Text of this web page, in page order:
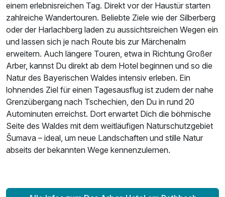
einem erlebnisreichen Tag. Direkt vor der Haustür starten
zahlreiche Wandertouren. Beliebte Ziele wie der Silberberg
oder der Harlachberg laden zu aussichtsreichen Wegen ein
und lassen sich je nach Route bis zur Märchenalm
erweitern. Auch längere Touren, etwa in Richtung Großer
Arber, kannst Du direkt ab dem Hotel beginnen und so die
Natur des Bayerischen Waldes intensiv erleben. Ein
lohnendes Ziel für einen Tagesausflug ist zudem der nahe
Grenzübergang nach Tschechien, den Du in rund 20
Autominuten erreichst. Dort erwartet Dich die böhmische
Seite des Waldes mit dem weitläufigen Naturschutzgebiet
Šumava – ideal, um neue Landschaften und stille Natur
abseits der bekannten Wege kennenzulernen.